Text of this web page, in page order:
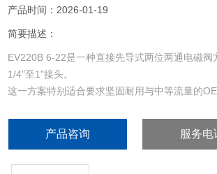
产品时间：2026-01-19
简要描述：
EV220B 6-22是一种直接先导式两位两通电磁阀
1/4"至1"接头。
这一方案特别适合要求坚固耐用与中等流量的
产品咨询 服务电